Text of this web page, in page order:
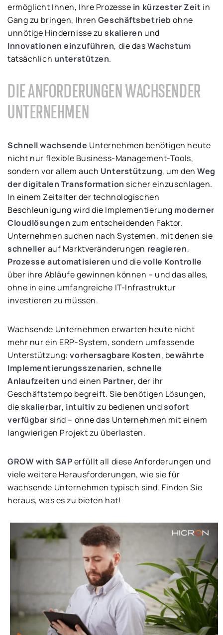
ermöglicht Ihnen, Ihre Prozesse in kürzester Zeit in
Gang zu bringen, Ihren Geschäftsbetriebohne
unnötige Hindernisse zuskalieren und
Innovationen einzuführen, die dasWachstum
tatsächlich unterstützen.
DIE ANFORDERUNGEN WACHSENDER
UNTERNEHMEN
Schnell wachsende Unternehmen benötigen heute
nicht nur flexible Business-Management-Tools,
sondern vor allem auch Unterstützung, um denWeg
der digitalen Transformation sicher einzuschlagen.
In einem Zeitalter der technologischen
Beschleunigung wird die Implementierung moderner
Cloudlösungen zum entscheidenden Faktor.
Unternehmen suchen nach Systemen, mit denen sie
schneller auf Marktveränderungen reagieren,
Prozesse automatisieren und dievolle Kontrolle
über ihre Abläufe gewinnen können – und das alles,
ohne in eine umfangreiche IT-Infrastruktur
investieren zu müssen.
Wachsende Unternehmen erwarten heute nicht
mehr nur ein ERP-System, sondern umfassende
Unterstützung:vorhersagbare Kosten, bewährte
Implementierungsszenarien,schnelle
Anlaufzeiten und einen Partner, der ihr
Geschäftstempo begreift. Sie benötigen Lösungen,
dieskalierbar, intuitivzu bedienen undsofort
verfügbar sind – ohne das Unternehmen mit einem
langwierigen Projekt zu überlasten.
GROW with SAPerfüllt all diese Anforderungen und
viele weitere Herausforderungen, wie sie für
wachsende Unternehmen typisch sind. Finden Sie
heraus, was es zu bieten hat!